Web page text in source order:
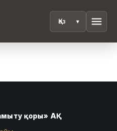
menu
қоры» АҚ